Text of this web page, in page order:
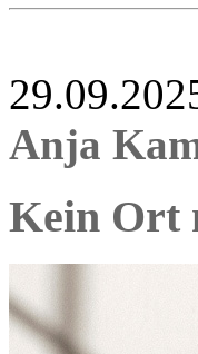
Anja
Kein Ort